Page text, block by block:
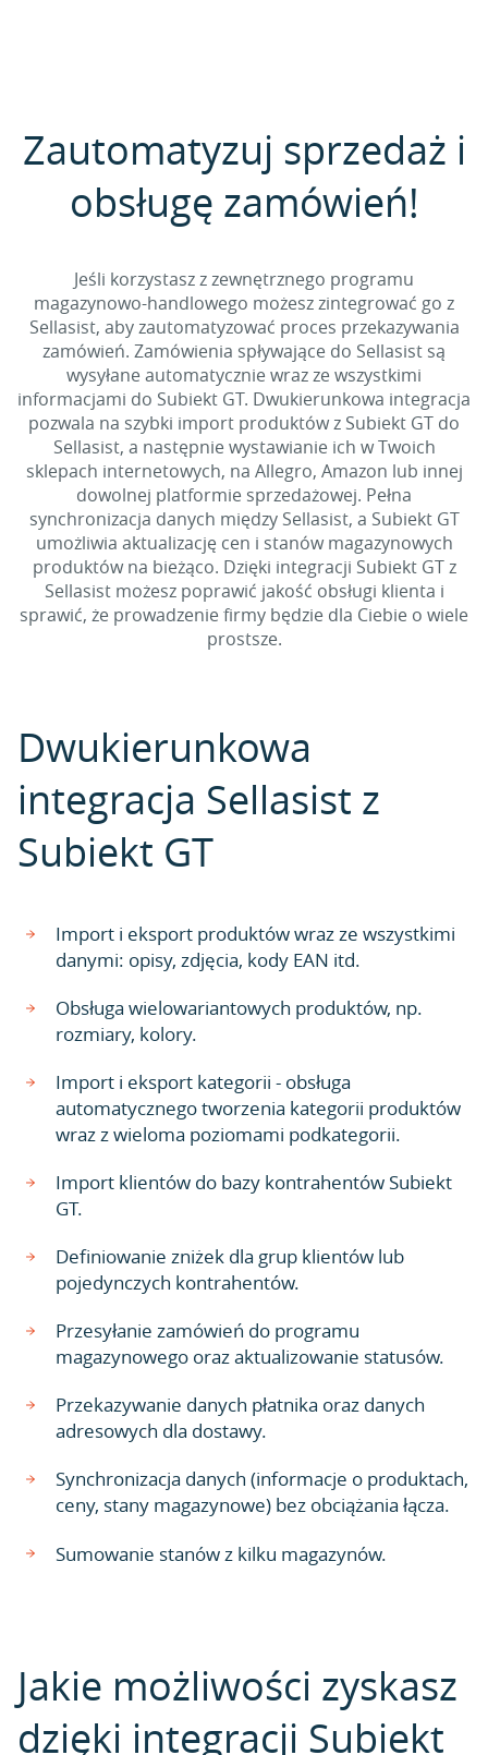
Zautomatyzuj sprzedaż i
obsługę zamówień!
Jeśli korzystasz z zewnętrznego programu
magazynowo-handlowego możesz zintegrować go z
Sellasist, aby zautomatyzować proces przekazywania
zamówień. Zamówienia spływające do Sellasist są
wysyłane automatycznie wraz ze wszystkimi
informacjami do Subiekt GT. Dwukierunkowa integracja
pozwala na szybki import produktów z Subiekt GT do
Sellasist, a następnie wystawianie ich w Twoich
sklepach internetowych, na Allegro, Amazon lub innej
dowolnej platformie sprzedażowej. Pełna
synchronizacja danych między Sellasist, a Subiekt GT
umożliwia aktualizację cen i stanów magazynowych
produktów na bieżąco. Dzięki integracji Subiekt GT z
Sellasist możesz poprawić jakość obsługi klienta i
sprawić, że prowadzenie firmy będzie dla Ciebie o wiele
prostsze.
Dwukierunkowa
integracja Sellasist z
Subiekt GT
Import i eksport produktów wraz ze wszystkimi
danymi: opisy, zdjęcia, kody EAN itd.
Obsługa wielowariantowych produktów, np.
rozmiary, kolory.
Import i eksport kategorii - obsługa
automatycznego tworzenia kategorii produktów
wraz z wieloma poziomami podkategorii.
Import klientów do bazy kontrahentów Subiekt
GT.
Definiowanie zniżek dla grup klientów lub
pojedynczych kontrahentów.
Przesyłanie zamówień do programu
magazynowego oraz aktualizowanie statusów.
Przekazywanie danych płatnika oraz danych
adresowych dla dostawy.
Synchronizacja danych (informacje o produktach,
ceny, stany magazynowe) bez obciążania łącza.
Sumowanie stanów z kilku magazynów.
Jakie możliwości zyskasz
dzięki integracji Subiekt